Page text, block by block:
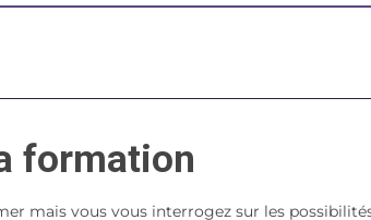
formation
mais vous vous interrogez sur les